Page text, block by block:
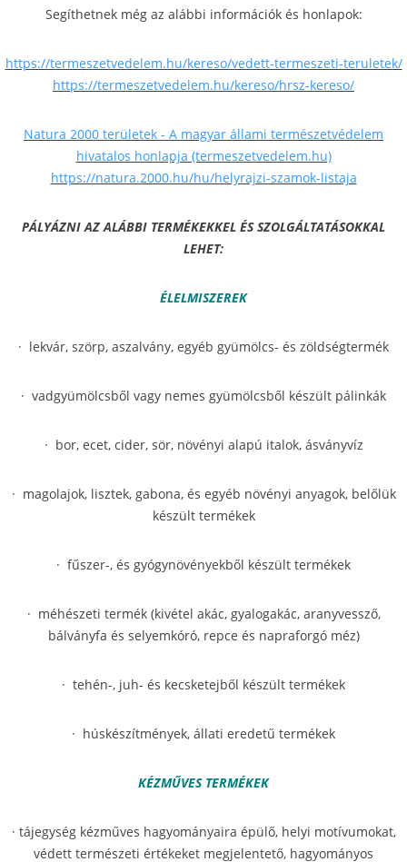
Segíthetnek még az alábbi információk és honlapok:
https://termeszetvedelem.hu/kereso/vedett-termeszeti-teruletek/
https://termeszetvedelem.hu/kereso/hrsz-kereso/
Natura 2000 területek - A magyar állami természetvédelem
hivatalos honlapja (termeszetvedelem.hu)
https://natura.2000.hu/hu/helyrajzi-szamok-listaja
PÁLYÁZNI AZ ALÁBBI TERMÉKEKKEL ÉS SZOLGÁLTATÁSOKKAL
LEHET:
ÉLELMISZEREK
· lekvár, szörp, aszalvány, egyéb gyümölcs- és zöldségtermék
· vadgyümölcsből vagy nemes gyümölcsből készült pálinkák
· bor, ecet, cider, sör, növényi alapú italok, ásványvíz
· magolajok, lisztek, gabona, és egyéb növényi anyagok, belőlük
készült termékek
· fűszer-, és gyógynövényekből készült termékek
· méhészeti termék (kivétel akác, gyalogakác, aranyvessző,
bálványfa és selyemkóró, repce és napraforgó méz)
· tehén-, juh- és kecsketejből készült termékek
· húskészítmények, állati eredetű termékek
KÉZMŰVES TERMÉKEK
· tájegység kézműves hagyományaira épülő, helyi motívumokat,
védett természeti értékeket megjelentető, hagyományos